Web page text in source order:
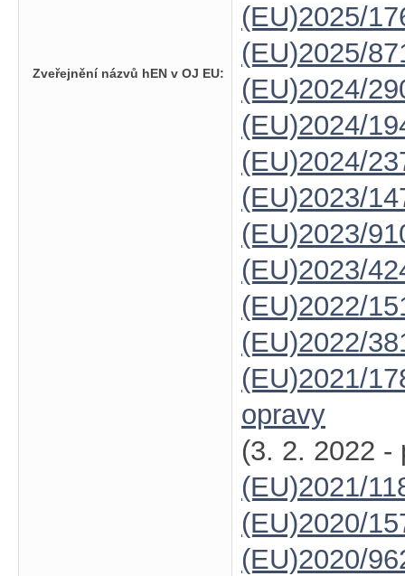
Zveřejnění názvů hEN v OJ EU:
(EU)2025/
(EU)2025/
(EU)2024/
(EU)2024/
(EU)2024/
(EU)2023/
(EU)2023/
(EU)2023/
(EU)2022/
(EU)2022/
(EU)2021/
opravy
(3. 2. 2022 -
(EU)2021/
(EU)2020/
(EU)2020/